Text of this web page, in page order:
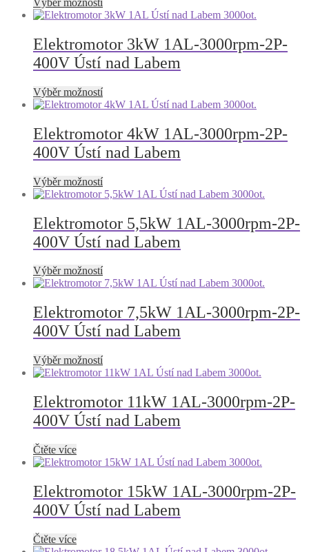
na
stránce
produktu
Výběr možností
produkt
více
variant.
Možnosti
vybrat
na
stránce
produktu
Elektromotor 3kW 1AL-3000rpm-2P-
400V Ústí nad Labem
Výběr možnostíTento
produkt
více
variant.
Možnosti
vybrat
na
stránce
produktu
Elektromotor 4kW 1AL-3000rpm-2P-
400V Ústí nad Labem
Výběr možnostíTento
produkt
více
variant.
Možnosti
vybrat
na
produktu
Elektromotor 5,5kW 1AL-3000rpm-2P-
400V Ústí nad Labem
Výběr možnostíTento
produkt
více
variant.
Možnosti
vybrat
na
stránce
produktu
Elektromotor 7,5kW 1AL-3000rpm-2P-
400V Ústí nad Labem
Výběr možnostíTento
produkt
více
variant.
Možnosti
na
stránce
produktu
Elektromotor 11kW 1AL-3000rpm-2P-
400V Ústí nad Labem
Čtěte více
Elektromotor 15kW 1AL-3000rpm-2P-
400V Ústí nad Labem
Čtěte více